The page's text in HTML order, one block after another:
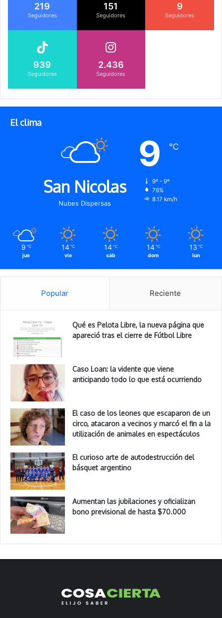
219
Seguidores
151
Seguidores
9
Seguidores
939
Seguidores
2.436
Seguidores
El clima
San Nicolas
Nubes Dispersas
9 ℃
9º - 9º
76%
8.17 km/h
9 ℃
jue
14 ℃
vie
14 ℃
sáb
14 ℃
dom
13 ℃
lun
Popular Reciente
Qué es Pelota Libre, la nueva página que
apareció tras el cierre de Fútbol Libre
Caso Loan: la vidente que viene
anticipando todo lo que está ocurriendo
El caso de los leones que escaparon de un
circo, atacaron a vecinos y marcó el fin a la
utilización de animales en espectáculos
El curioso arte de autodestrucción del
básquet argentino
Aumentan las jubilaciones y oficializan
bono previsional de hasta $70.000